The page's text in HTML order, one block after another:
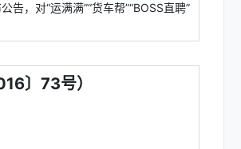
，对“运满满”“货车帮”“BOSS直聘”
〕73号）